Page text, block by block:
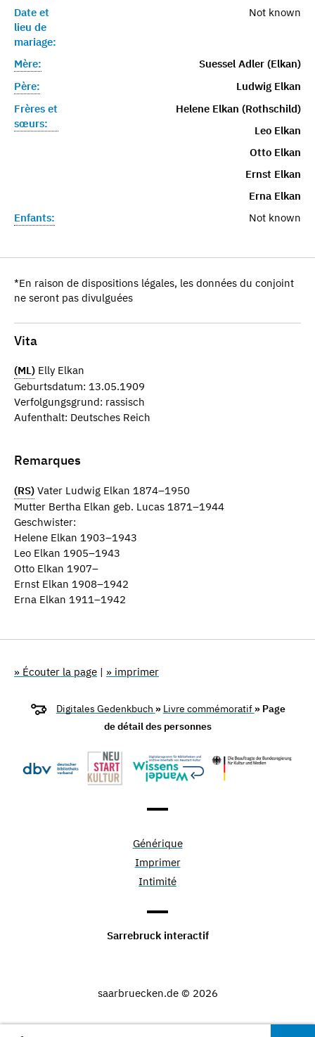
Date et
lieu de
mariage:
Not known
Mère:
Suessel Adler (Elkan)
Père:
Ludwig Elkan
Frères et
sœurs:
Helene Elkan (Rothschild)
Leo Elkan
Otto Elkan
Ernst Elkan
Erna Elkan
Enfants:
Not known
*En raison de dispositions légales, les données du conjoint
ne seront pas divulguées
Vita
(ML) Elly Elkan
Geburtsdatum: 13.05.1909
Verfolgungsgrund: rassisch
Aufenthalt: Deutsches Reich
Remarques
(RS) Vater Ludwig Elkan 1874–1950
Mutter Bertha Elkan geb. Lucas 1871–1944
Geschwister:
Helene Elkan 1903–1943
Leo Elkan 1905–1943
Otto Elkan 1907–
Ernst Elkan 1908–1942
Erna Elkan 1911–1942
» Écouter la page | » imprimer
Digitales Gedenkbuch » Livre commémoratif » Page
de détail des personnes
Générique
Imprimer
Intimité
Sarrebruck interactif
saarbruecken.de © 2026